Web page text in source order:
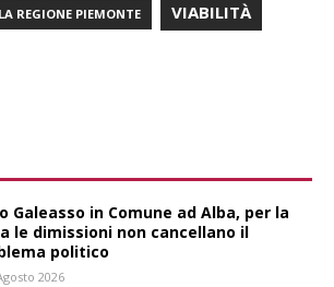
REGIONE PIEMONTE VIABILITÀ
Galeasso in Comune ad Alba, per la
le dimissioni non cancellano il
politico
2026